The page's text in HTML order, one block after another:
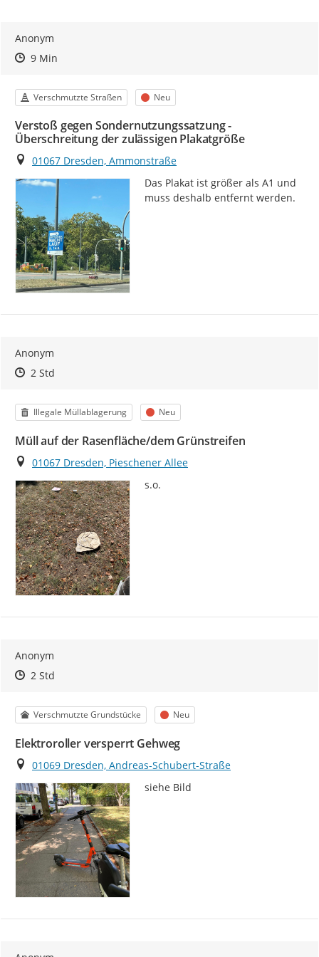
Anonym
Zeitpunkt des Erstellens
Zeitpunkt des Erstellens
9 MinZur Äußerung
Kategorie
Verschmutzte Straßen Status
Neu
Verstoß gegen Sondernutzungssatzung -
Überschreitung der zulässigen Plakatgröße
Ort
01067 Dresden, Ammonstraße
Das Plakat ist größer als A1 und
muss deshalb entfernt werden.
Anonym
Zeitpunkt des Erstellens
Zeitpunkt des Erstellens
2 StdZur Äußerung
Kategorie
Illegale Müllablagerung Status
Neu
Müll auf der Rasenfläche/dem Grünstreifen
Ort
01067 Dresden, Pieschener Allee
s.o.
Anonym
Zeitpunkt des Erstellens
Zeitpunkt des Erstellens
2 StdZur Äußerung
Kategorie
Verschmutzte Grundstücke Status
Neu
Elektroroller versperrt Gehweg
Ort
01069 Dresden, Andreas-Schubert-Straße
siehe Bild